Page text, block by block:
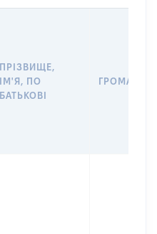
ПРІЗВИЩЕ,
ІМ'Я, ПО
БАТЬКОВІ